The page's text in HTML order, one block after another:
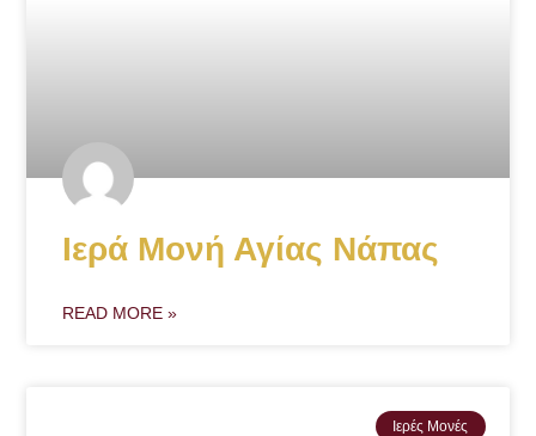
Ιερά Μονή Αγίας Νάπας
READ MORE »
Ιερές Μονές